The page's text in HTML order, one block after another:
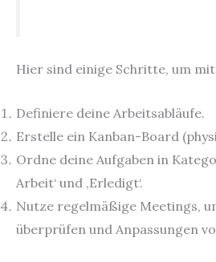
Hier sind einige Schritte, um
Definiere deine Arbeitsabläufe.
Erstelle ein Kanban-Board
Ordne deine Aufgaben in
Arbeit‘ und ‚Erledigt‘.
Nutze regelmäßige Meetings,
überprüfen und Anpassungen